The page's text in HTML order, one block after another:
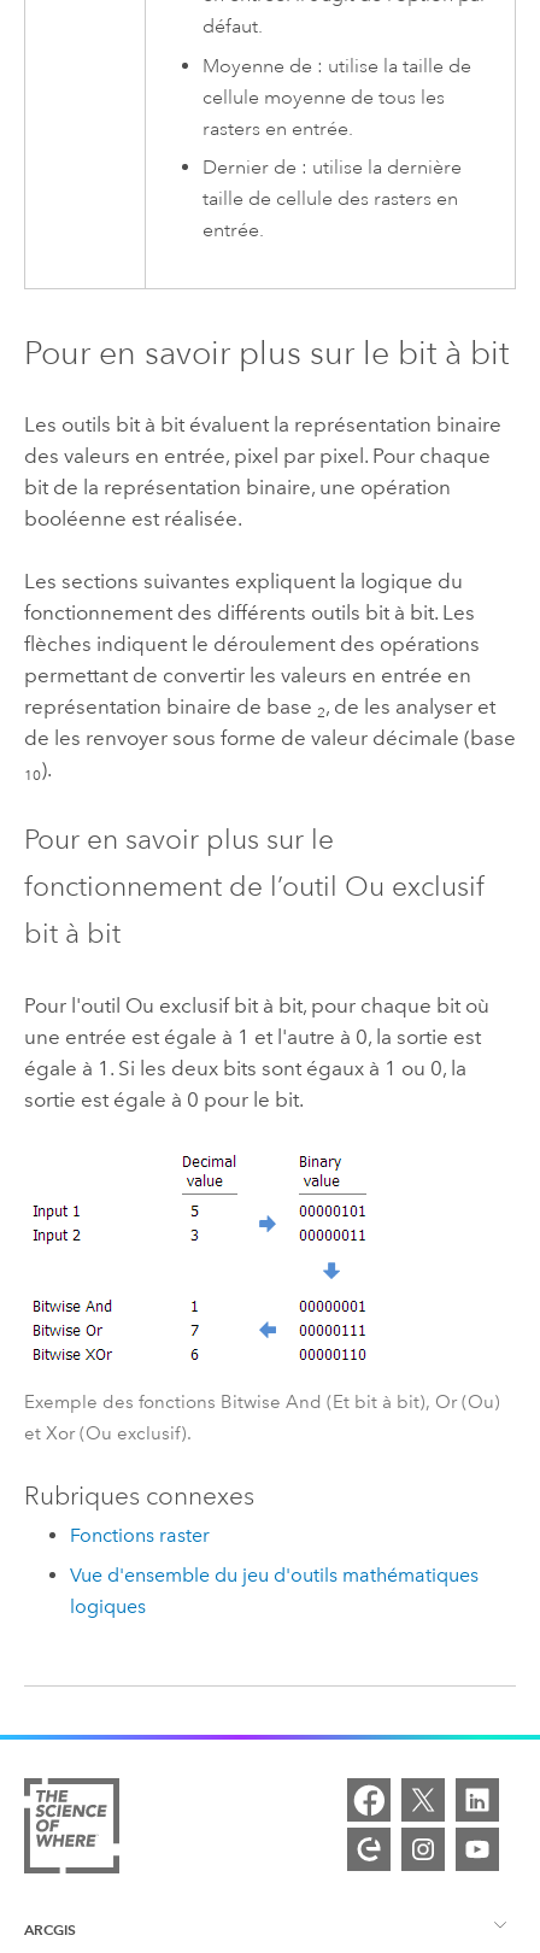
défaut.
Moyenne de : utilise la taille de
cellule moyenne de tous les
rasters en entrée.
Dernier de : utilise la dernière
taille de cellule des rasters en
entrée.
Pour en savoir plus sur le bit à bit
Les outils bit à bit évaluent la représentation binaire
des valeurs en entrée, pixel par pixel. Pour chaque
bit de la représentation binaire, une opération
booléenne est réalisée.
Les sections suivantes expliquent la logique du
fonctionnement des différents outils bit à bit. Les
flèches indiquent le déroulement des opérations
permettant de convertir les valeurs en entrée en
représentation binaire de base 2, de les analyser et
de les renvoyer sous forme de valeur décimale (base
10).
Pour en savoir plus sur le
fonctionnement de l’outil Ou exclusif
bit à bit
Pour l'outil Ou exclusif bit à bit, pour chaque bit où
une entrée est égale à 1 et l'autre à 0, la sortie est
égale à 1. Si les deux bits sont égaux à 1 ou 0, la
sortie est égale à 0 pour le bit.
Exemple des fonctions Bitwise And (Et bit à bit), Or (Ou)
et Xor (Ou exclusif).
Rubriques connexes
Fonctions raster
Vue d'ensemble du jeu d'outils mathématiques
logiques
ARCGIS